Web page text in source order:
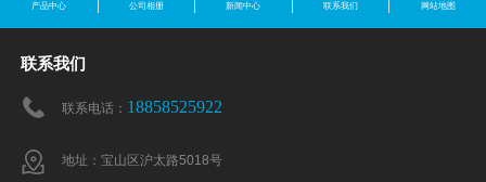
产品中心 公司相册 新闻中心 联系我们 网站地图
联系我们
联系电话： 18858525922
地址：宝山区沪太路5018号